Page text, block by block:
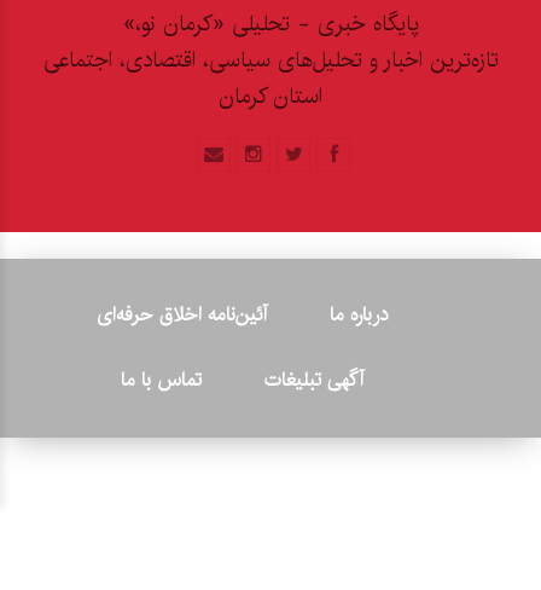
پایگاه خبری - تحلیلی «کرمان نو،»
تازه‌ترین اخبار و تحلیل‌های سیاسی، اقتصادی، اجتماعی
استان کرمان
درباره ما
آئین‌نامه اخلاق حرفه‌ای
آگهی تبلیغات
تماس با ما